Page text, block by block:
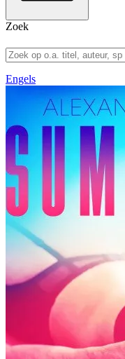
Zoek
Engels